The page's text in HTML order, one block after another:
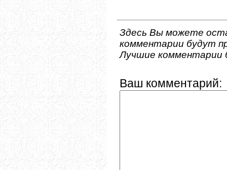
Здесь Вы можете
комментарии будут
Лучшие комментарии
Ваш комментарий: